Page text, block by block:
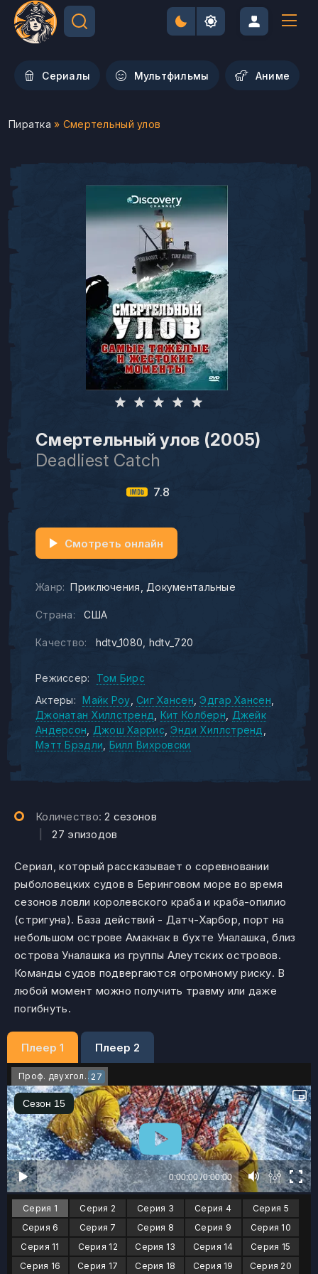
Сериалы Мультфильмы Aниме
Пиратка » Смертельный улов
Смертельный улов (2005)
Deadliest Catch
7.8
Жанр: Приключения Документальные
Страна: США
Качество: hdtv_1080 hdtv_720
Смотреть онлайн
Режиссер:
Том Бирс
Актеры:
Майк Роу Сиг Хансен Эдгар Хансен
Джонатан Хиллстренд
Кит Колберн
Джейк
Андерсон
Джош Харрис Энди Хиллстренд
Мэтт Брэдли Билл Вихровски
Количество:2 сезонов
|27 эпизодов
Сериал, который рассказывает о соревновании
рыболовецких судов в Беринговом море во время
сезонов ловли королевского краба и краба-опилио
(стригуна). База действий - Датч-Харбор, порт на
небольшом острове Амакнак в бухте Уналашка, близ
острова Уналашка из группы Алеутских островов.
Команды судов подвергаются огромному риску. В
любой момент можно получить травму или даже
погибнуть.
Плеер 1 Плеер 2
Проф. двухголосый27
Серия 1 Серия 2 Серия 3 Серия 4
Серия 5
Серия 6
Серия 7 Серия 8 Серия 9
Серия 10
Серия 11
Серия 12 Серия 13 Серия 14
Серия 15
Серия 16
Серия 17 Серия 18 Серия 19 Серия 20